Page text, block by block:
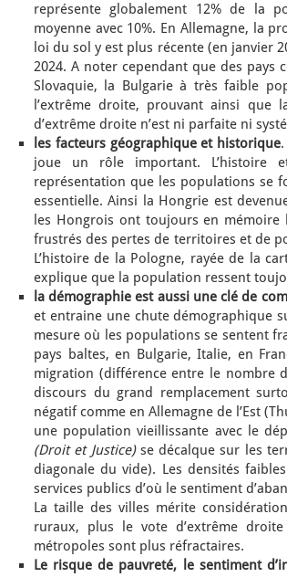
représente globalement 12% de la
moyenne avec 10%. En Allemagne, la
loi du sol y est plus récente (en janvier
2024. A noter cependant que des pays
Slovaquie, la Bulgarie à très faible
l’extrême droite, prouvant ainsi que
d’extrême droite n’est ni parfaite ni
les facteurs géographique et historique
joue un rôle important. L’histoire
représentation que les populations se
essentielle. Ainsi la Hongrie est
les Hongrois ont toujours en mémoire
frustrés des pertes de territoires et de
L’histoire de la Pologne, rayée de la
explique que la population ressent
la démographie est aussi une clé de
et entraine une chute démographique
mesure où les populations se sentent
pays baltes, en Bulgarie, Italie, en
migration (différence entre le nombre
discours du grand remplacement
négatif comme en Allemagne de l’Est
une population vieillissante avec le
(Droit et Justice)se décalque sur les
diagonale du vide). Les densités
services publics d’où le sentiment
La taille des villes mérite
ruraux, plus le vote d’extrême
métropoles sont plus réfractaires.
Le risque de pauvreté, le sentiment